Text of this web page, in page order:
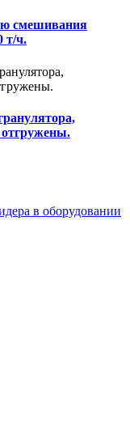
смешивания
т/ч.
отгружены.
в оборудовании